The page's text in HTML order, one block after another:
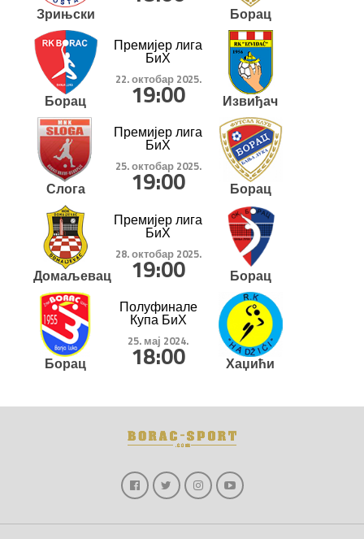
Зрињски Борац
Борац
Премијер лига
БиХ
22. октобар 2025.
19:00 Извиђач
Слога
Премијер лига
БиХ
25. октобар 2025.
19:00 Борац
Домаљевац
Премијер лига
БиХ
28. октобар 2025.
19:00 Борац
Борац
Полуфинале
Купа БиХ
25. мај 2024.
18:00 Хаџићи